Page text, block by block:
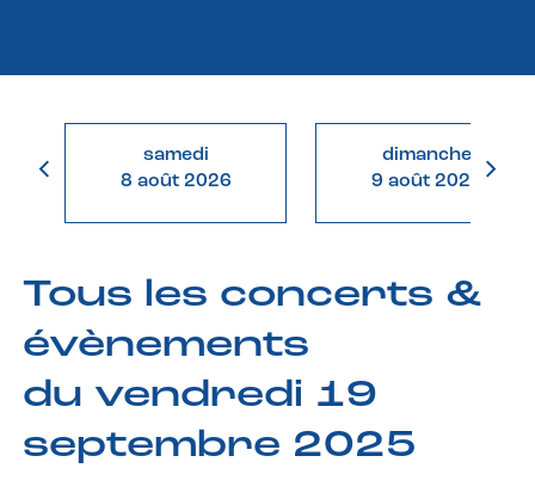
samedi
8 août 2026
dimanche
9 août 2026
Tous les concerts &
évènements
du vendredi 19
septembre 2025